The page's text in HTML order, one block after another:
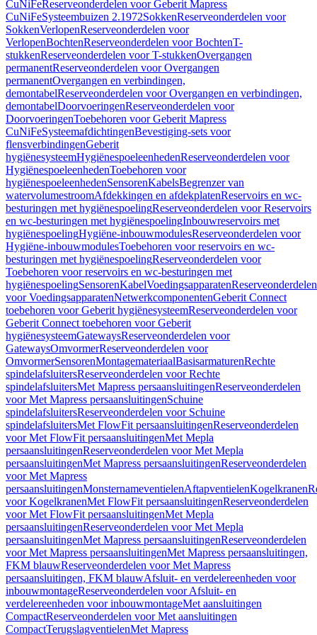
CuNiFeReserveonderdelen voor Geberit Mapress
CuNiFeSysteembuizen 2.1972SokkenReserveonderdelen voor
SokkenVerlopenReserveonderdelen voor
VerlopenBochtenReserveonderdelen voor BochtenT-
stukkenReserveonderdelen voor T-stukkenOvergangen
permanentReserveonderdelen voor Overgangen
permanentOvergangen en verbindingen,
demontabelReserveonderdelen voor Overgangen en verbindingen,
demontabelDoorvoeringenReserveonderdelen voor
DoorvoeringenToebehoren voor Geberit Mapress
CuNiFeSysteemafdichtingenBevestiging-sets voor
flensverbindingenGeberit
hygiënesysteemHygiënespoeleenhedenReserveonderdelen voor
HygiënespoeleenhedenToebehoren voor
hygiënespoeleenhedenSensorenKabelsBegrenzer van
watervolumestroomAfdekkingen en afdekplatenReservoirs en wc-
besturingen met hygiënespoelingReserveonderdelen voor Reservoirs
en wc-besturingen met hygiënespoelingInbouwreservoirs met
hygiënespoelingHygiëne-inbouwmodulesReserveonderdelen voor
Hygiëne-inbouwmodulesToebehoren voor reservoirs en wc-
besturingen met hygiënespoelingReserveonderdelen voor
Toebehoren voor reservoirs en wc-besturingen met
hygiënespoelingSensorenKabelVoedingsapparatenReserveonderdelen
voor VoedingsapparatenNetwerkcomponentenGeberit Connect
toebehoren voor Geberit hygiënesysteemReserveonderdelen voor
Geberit Connect toebehoren voor Geberit
hygiënesysteemGatewaysReserveonderdelen voor
GatewaysOmvormerReserveonderdelen voor
OmvormerSensorenMontagemateriaalBasisarmaturenRechte
spindelafsluitersReserveonderdelen voor Rechte
spindelafsluitersMet Mapress persaansluitingenReserveonderdelen
voor Met Mapress persaansluitingenSchuine
spindelafsluitersReserveonderdelen voor Schuine
spindelafsluitersMet FlowFit persaansluitingenReserveonderdelen
voor Met FlowFit persaansluitingenMet Mepla
persaansluitingenReserveonderdelen voor Met Mepla
persaansluitingenMet Mapress persaansluitingenReserveonderdelen
voor Met Mapress
persaansluitingenMonsternameventielenAftapventielenKogelkranen
voor KogelkranenMet FlowFit persaansluitingenReserveonderdelen
voor Met FlowFit persaansluitingenMet Mepla
persaansluitingenReserveonderdelen voor Met Mepla
persaansluitingenMet Mapress persaansluitingenReserveonderdelen
voor Met Mapress persaansluitingenMet Mapress persaansluitingen,
FKM blauwReserveonderdelen voor Met Mapress
persaansluitingen, FKM blauwAfsluit- en verdelereenheden voor
inbouwmontageReserveonderdelen voor Afsluit- en
verdelereenheden voor inbouwmontageMet aansluitingen
CompactReserveonderdelen voor Met aansluitingen
CompactTerugslagventielenMet Mapress